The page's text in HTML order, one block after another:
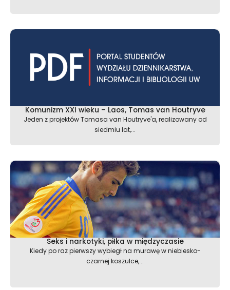
Komunizm XXI wieku – Laos, Tomas van Houtryve
Jeden z projektów Tomasa van Houtryve'a, realizowany od
siedmiu lat,...
Seks i narkotyki, piłka w międzyczasie
Kiedy po raz pierwszy wybiegł na murawę w niebiesko-
czarnej koszulce,...